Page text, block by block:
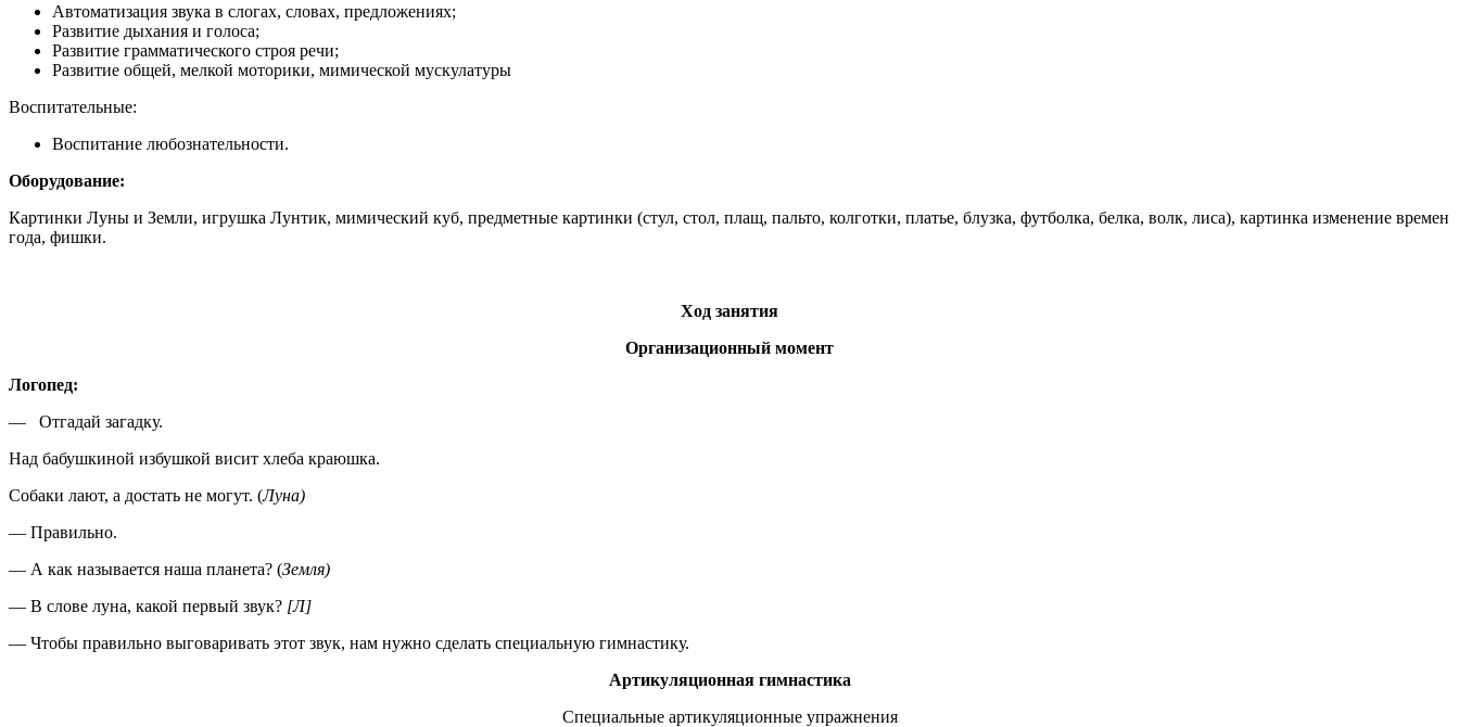
Автоматизация звука в слогах, словах, предложениях;
Развитие дыхания и голоса;
Развитие грамматического строя речи;
Развитие общей, мелкой моторики, мимической мускулатуры
Воспитательные:
Воспитание любознательности.
Оборудование:
Картинки Луны и Земли, игрушка Лунтик, мимический куб, предметные картинки (стул, стол, плащ, пальто, колготки, платье, блузка, футболка, белка, волк, лиса), картинка изменение времен
года, фишки.
Ход занятия
Организационный момент
Логопед:
— Отгадай загадку.
Над бабушкиной избушкой висит хлеба краюшка.
Собаки лают, а достать не могут. (Луна)
— Правильно.
— А как называется наша планета? (Земля)
— В слове луна, какой первый звук? [Л]
— Чтобы правильно выговаривать этот звук, нам нужно сделать специальную гимнастику.
Артикуляционная гимнастика
Специальные артикуляционные упражнения